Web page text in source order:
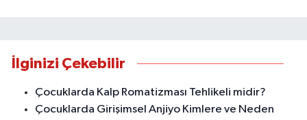
İlginizi Çekebilir
Çocuklarda Kalp Romatizması Tehlikeli midir?
Çocuklarda Girişimsel Anjiyo Kimlere ve Neden